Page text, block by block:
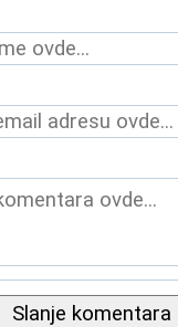
Slanje komentara